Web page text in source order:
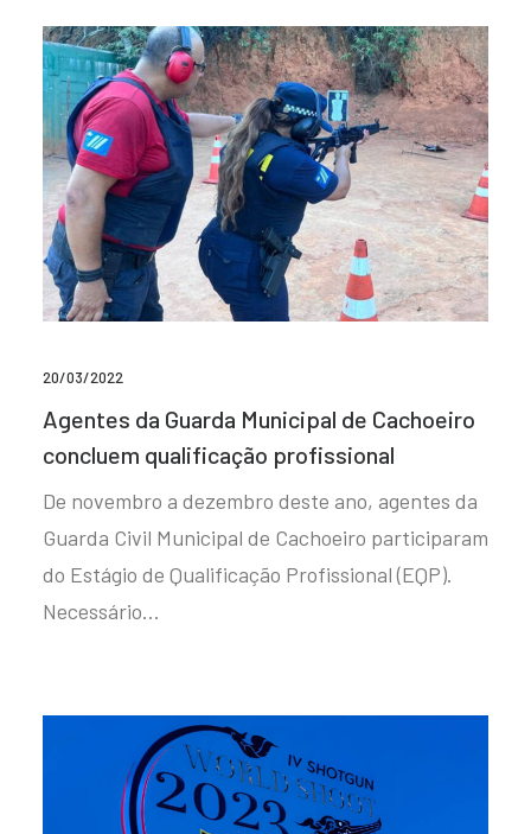
20/03/2022
Agentes da Guarda Municipal de Cachoeiro
concluem qualificação profissional
De novembro a dezembro deste ano, agentes da
Guarda Civil Municipal de Cachoeiro participaram
do Estágio de Qualificação Profissional (EQP).
Necessário…